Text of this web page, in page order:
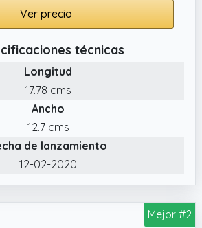
Ver precio
técnicas
Longitud
17.78 cms
Ancho
12.7 cms
de lanzamiento
12-02-2020
Mejor #2